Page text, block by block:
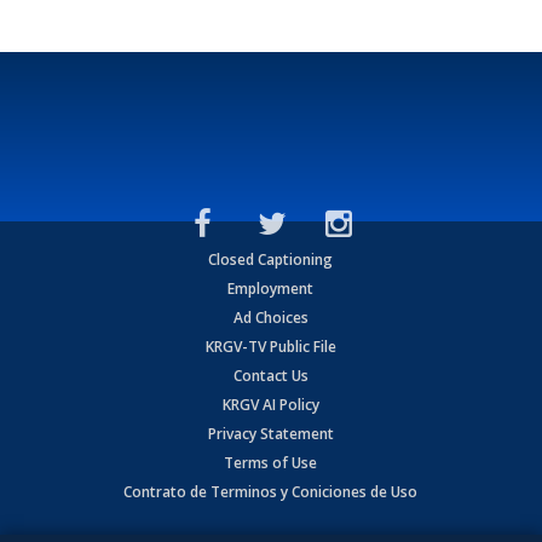
Closed Captioning
Employment
Ad Choices
KRGV-TV Public File
Contact Us
KRGV AI Policy
Privacy Statement
Terms of Use
Contrato de Terminos y Coniciones de Uso